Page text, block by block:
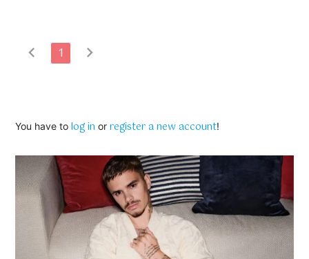
chevron_left 1 chevron_right
You have tolog in orregister a new account!